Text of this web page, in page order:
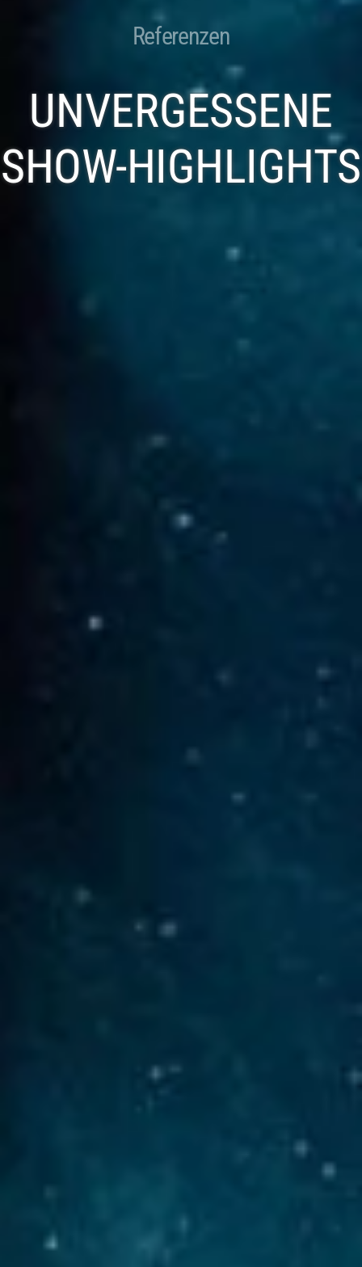
Referenzen
UNVERGESSENE
SHOW-HIGHLIGHTS